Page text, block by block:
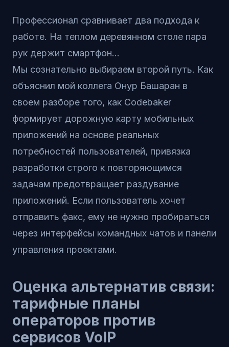
Профессионал сравнивает два подхода к
работе. На теплом деревянном столе пара
рук держит смартфон...
Мы сознательно выбираем второй путь. Как
объяснил мой коллега Онур Башаран в
своем разборе того, как Codebaker
формирует дорожную карту мобильных
приложений на основе реальных
потребностей пользователей, привязка
разработки строго к повторяющимся
задачам предотвращает раздувание
приложений. Если пользователь хочет
отправить факс, ему не нужно пробираться
через интерфейсы командных чатов и панели
управления проектами.
Оценка альтернатив связи:
тарифные планы
операторов против
сервисов VoIP